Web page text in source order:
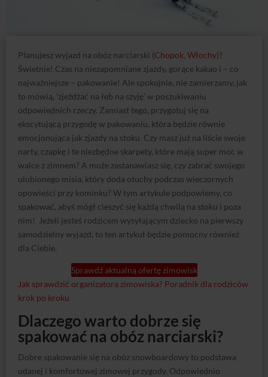
Planujesz wyjazd na obóz narciarski (Chopok, Włochy)?
Świetnie! Czas na niezapomniane zjazdy, gorące kakao i – co
najważniejsze – pakowanie! Ale spokojnie, nie zamierzamy, jak
to mówią, 'zjeżdżać na łeb na szyję’ w poszukiwaniu
odpowiednich rzeczy. Zamiast tego, przygotuj się na
ekscytującą przygodę w pakowaniu, która będzie równie
emocjonująca jak zjazdy na stoku. Czy masz już na liście swoje
narty, czapkę i te niezbędne skarpety, które mają super moc w
walce z zimnem? A może zastanawiasz się, czy zabrać swojego
ulubionego misia, który doda otuchy podczas wieczornych
opowieści przy kominku? W tym artykule podpowiemy, co
spakować, abyś mógł cieszyć się każdą chwilą na stoku i poza
nim! Jeżeli jesteś rodzicem wysyłającym dziecko na pierwszy
samodzielny wyjazd, to ten artykuł będzie pomocny również
dla Ciebie.
Sprawdź aktualną ofertę zimowisk
Jak sprawdzić organizatora zimowiska? Poradnik dla rodziców
krok po kroku
Dlaczego warto dobrze się
spakować na obóz narciarski?
Dobre spakowanie się na obóz snowboardowy to podstawa
udanej i komfortowej zimowej przygody. Odpowiednio